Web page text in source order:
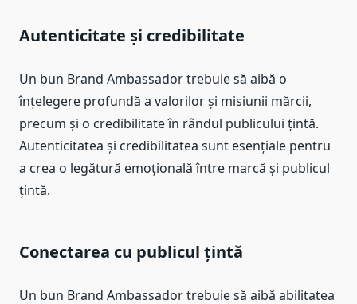
Autenticitate și credibilitate
Un bun Brand Ambassador trebuie să aibă o
înțelegere profundă a valorilor și misiunii mărcii,
precum și o credibilitate în rândul publicului țintă.
Autenticitatea și credibilitatea sunt esențiale pentru
a crea o legătură emoțională între marcă și publicul
țintă.
Conectarea cu publicul țintă
Un bun Brand Ambassador trebuie să aibă abilitatea